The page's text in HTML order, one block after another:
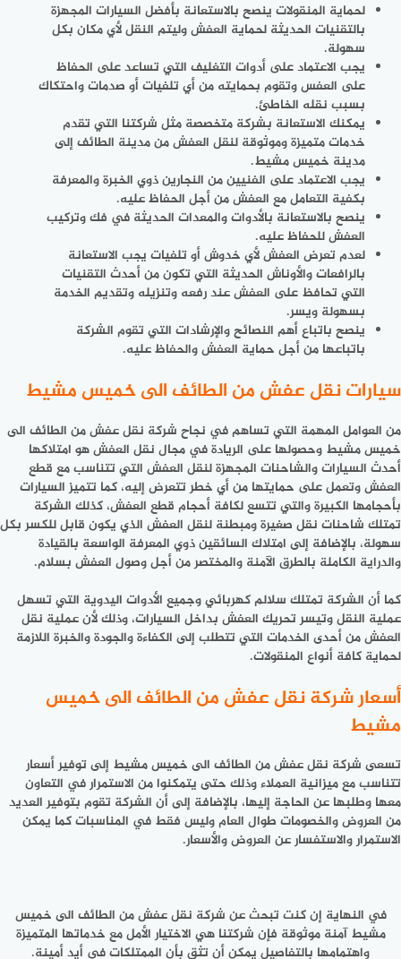
لحماية المنقولات ينصح بالاستعانة بأفضل السيارات المجهزة
بالتقنيات الحديثة لحماية العفش وليتم النقل لأي مكان بكل
سهولة.
يجب الاعتماد على أدوات التغليف التي تساعد على الحفاظ
على العفس وتقوم بحمايته من أي تلفيات أو صدمات واحتكاك
بسبب نقله الخاطئ.
يمكنك الاستعانة بشركة متخصصة مثل شركتنا التي تقدم
خدمات متميزة وموثوقة لنقل العفش من مدينة الطائف إلى
مدينة خميس مشيط.
يجب الاعتماد على الفنيين من النجارين ذوي الخبرة والمعرفة
بكفية التعامل مع العفش من أجل الحفاظ عليه.
ينصح بالاستعانة بالأدوات والمعدات الحديثة في فك وتركيب
العفش للحفاظ عليه.
لعدم تعرض العفش لأي خدوش أو تلفيات يجب الاستعانة
بالرافعات والأوناش الحديثة التي تكون من أحدث التقنيات
التي تحافظ على العفش عند رفعه وتنزيله وتقديم الخدمة
بسهولة ويسر.
ينصح باتباع أهم النصائح والإرشادات التي تقوم الشركة
باتباعها من أجل حماية العفش والحفاظ عليه.
سيارات نقل عفش من الطائف الى خميس مشيط
من العوامل المهمة التي تساهم في نجاح شركة نقل عفش من الطائف الى
خميس مشيط وحصولها على الريادة في مجال نقل العفش هو امتلاكها
أحدث السيارات والشاحنات المجهزة لنقل العفش التي تتناسب مع قطع
العفش وتعمل على حمايتها من أي خطر تتعرض إليه، كما تتميز السيارات
بأحجامها الكبيرة والتي تتسع لكافة أحجام قطع العفش، كذلك الشركة
تمتلك شاحنات نقل صغيرة ومبطنة لنقل العفش الذي يكون قابل للكسر بكل
سهولة، بالإضافة إلى امتلاك السائقين ذوي المعرفة الواسعة بالقيادة
والدراية الكاملة بالطرق الآمنة والمختصر من أجل وصول العفش بسلام.
كما أن الشركة تمتلك سلالم كهربائي وجميع الأدوات اليدوية التي تسهل
عملية النقل وتيسر تحريك العفش بداخل السيارات، وذلك لأن عملية نقل
العفش من أحدى الخدمات التي تتطلب إلى الكفاءة والجودة والخبرة اللازمة
لحماية كافة أنواع المنقولات.
أسعار شركة نقل عفش من الطائف الى خميس
مشيط
تسعى شركة نقل عفش من الطائف الى خميس مشيط إلى توفير أسعار
تتناسب مع ميزانية العملاء وذلك حتى يتمكنوا من الاستمرار في التعاون
معها وطلبها عن الحاجة إليها، بالإضافة إلى أن الشركة تقوم بتوفير العديد
من العروض والخصومات طوال العام وليس فقط في المناسبات كما يمكن
الاستمرار والاستفسار عن العروض والأسعار.
في النهاية إن كنت تبحث عن شركة نقل عفش من الطائف الى خميس
مشيطآمنة موثوقة فإن شركتنا هي الاختيار الأمل مع خدماتها المتميزة
واهتمامها بالتفاصيل يمكن أن تثق بأن الممتلكات في أيد أمينة.